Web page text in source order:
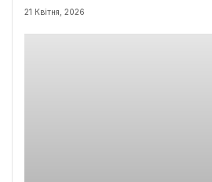
21 Квітня, 2026